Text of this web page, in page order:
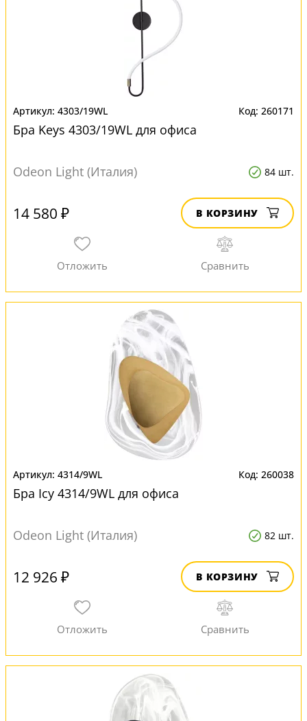
4303/19WL 260171
Бра Keys 4303/19WL для офиса
Odeon Light (Италия) 84 шт.
14 580 ₽ В КОРЗИНУ
4314/9WL 260038
Бра Icy 4314/9WL для офиса
Odeon Light (Италия) 82 шт.
12 926 ₽ В КОРЗИНУ